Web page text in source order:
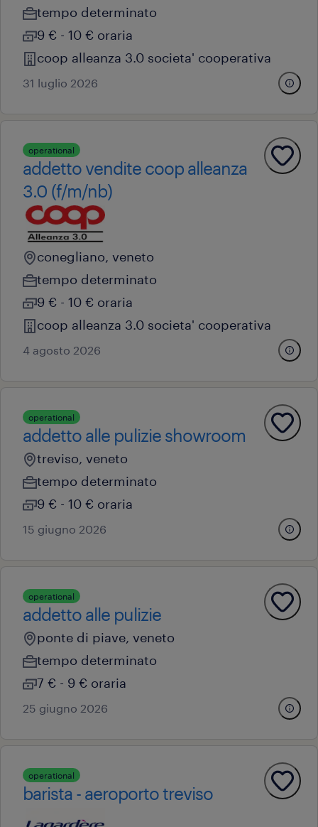
tempo determinato
9 € - 10 € oraria
coop alleanza 3.0 societa' cooperativa
31 luglio 2026
operational
addetto vendite coop alleanza
3.0 (f/m/nb)
conegliano, veneto
tempo determinato
9 € - 10 € oraria
coop alleanza 3.0 societa' cooperativa
4 agosto 2026
operational
addetto alle pulizie showroom
treviso, veneto
tempo determinato
9 € - 10 € oraria
15 giugno 2026
operational
addetto alle pulizie
ponte di piave, veneto
tempo determinato
7 € - 9 € oraria
25 giugno 2026
operational
barista - aeroporto treviso